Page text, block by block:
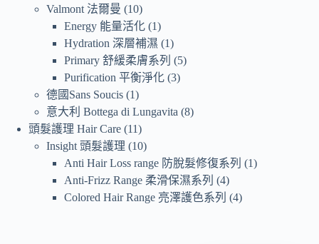
Valmont 法爾曼
10
Energy 能量活化 1
Hydration 深層補濕
1
Primary 舒緩柔膚系列
5
Purification 平衡淨化 3
德國Sans Soucis 1
意大利 Bottega di Lungavita 8
頭髮護理 Hair Care 11
Insight 頭髮護理
10
Anti Hair Loss range 防脫髮修復系列
1
Anti-Frizz Range 柔滑保濕系列
4
Colored Hair Range 亮澤護色系列
4